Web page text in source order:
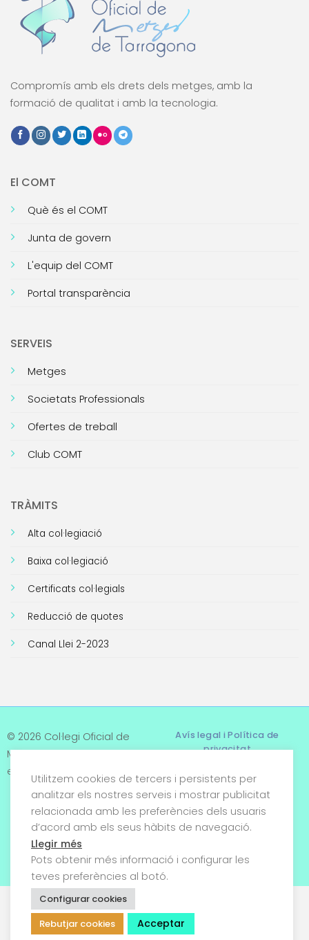
Compromís amb els drets dels metges, amb la
formació de qualitat i amb la tecnologia.
El COMT
Què és el COMT
Junta de govern
L'equip del COMT
Portal transparència
SERVEIS
Metges
Societats Professionals
Ofertes de treball
Club COMT
TRÀMITS
Alta col·legiació
Baixa col·legiació
Certificats col·legials
Reducció de quotes
Canal Llei 2-2023
© 2026 Col·legi Oficial de
Metges de Tarragona. Tots
els drets reservats
Avís legal i Política de
privacitat
Termes i condicions
Política de cookies
Utilitzem cookies de tercers i persistents per
analitzar els nostres serveis i mostrar publicitat
relacionada amb les preferències dels usuaris
d’acord amb els seus hàbits de navegació.
Llegir més
Pots obtenir més informació i configurar les
teves preferències al botó.
Configurar cookies
Rebutjar cookies
Acceptar